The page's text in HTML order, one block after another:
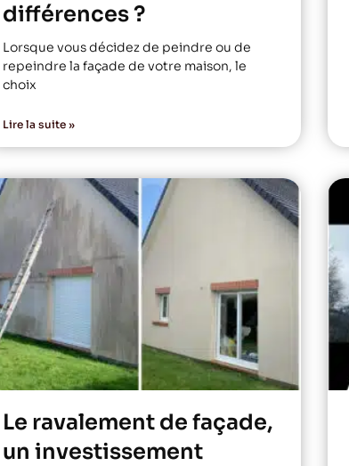
différences ?
Lorsque vous décidez de peindre ou de
repeindre la façade de votre maison, le
choix
Lire la suite »
Le ravalement de façade,
un investissement